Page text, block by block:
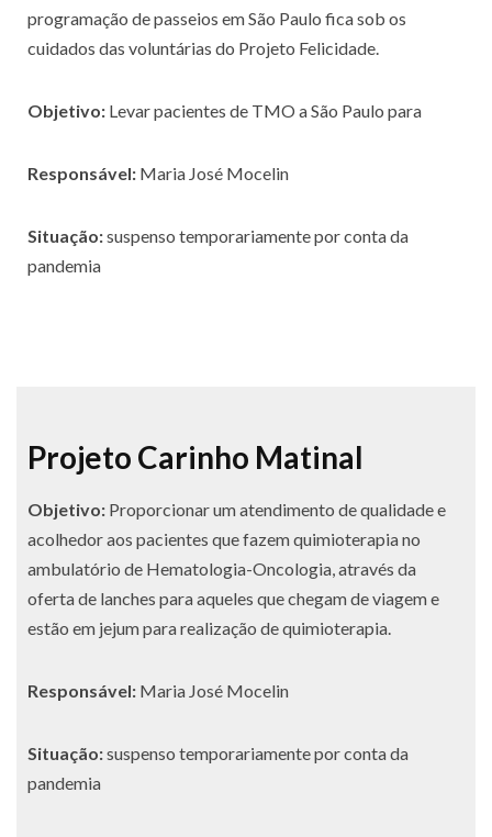
programação de passeios em São Paulo fica sob os
cuidados das voluntárias do Projeto Felicidade.
Objetivo: Levar pacientes de TMO a São Paulo para
Responsável: Maria José Mocelin
Situação:suspenso temporariamente por conta da
pandemia
Projeto Carinho Matinal
Objetivo: Proporcionar um atendimento de qualidade e
acolhedor aos pacientes que fazem quimioterapia no
ambulatório de Hematologia-Oncologia, através da
oferta de lanches para aqueles que chegam de viagem e
estão em jejum para realização de quimioterapia.
Responsável: Maria José Mocelin
Situação:suspenso temporariamente por conta da
pandemia